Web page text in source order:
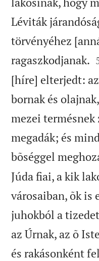
Léviták
törvényéhez
ragaszkodjanak.
[híre] elterjedt:
bornak és
mezei termésnek
megadák; és
bõséggel
Júda fiai, a kik
városaiban, õk is
juhokból a
az Úrnak, az õ
és rakásonként